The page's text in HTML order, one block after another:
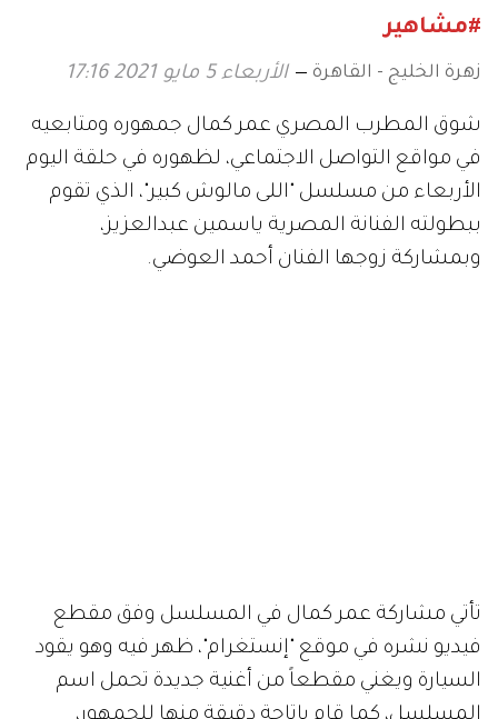
#مشاهير
زهرة الخليج - القاهرة الأربعاء 5 مايو 2021 17:16
شوق المطرب المصري عمر كمال جمهوره ومتابعيه
في مواقع التواصل الاجتماعي، لظهوره في حلقة اليوم
الأربعاء من مسلسل "اللى مالوش كبير"، الذي تقوم
ببطولته الفنانة المصرية ياسمين عبدالعزيز،
وبمشاركة زوجها الفنان أحمد العوضي.
تأتي مشاركة عمر كمال في المسلسل وفق مقطع
فيديو نشره في موقع "إنستغرام"، ظهر فيه وهو يقود
السيارة ويغني مقطعاً من أغنية جديدة تحمل اسم